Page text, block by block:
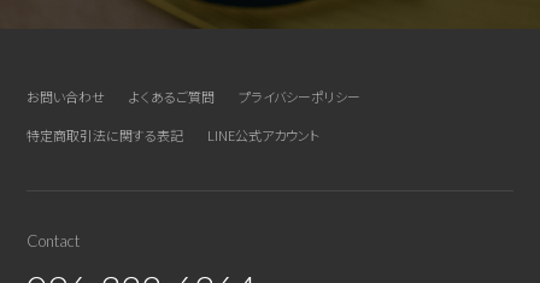
お問い合わせ よくあるご質問
プライバシーポリシー
特定商取引法に関する表記
LINE公式アカウント
Contact